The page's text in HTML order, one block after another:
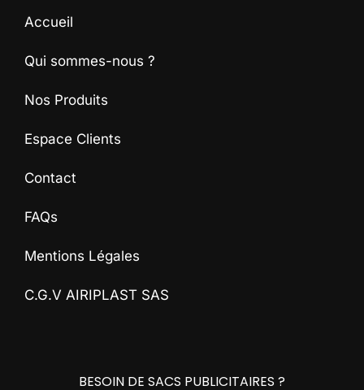
Accueil
Qui sommes-nous ?
Nos Produits
Espace Clients
Contact
FAQs
Mentions Légales
C.G.V AIRIPLAST SAS
BESOIN DE SACS PUBLICITAIRES ?